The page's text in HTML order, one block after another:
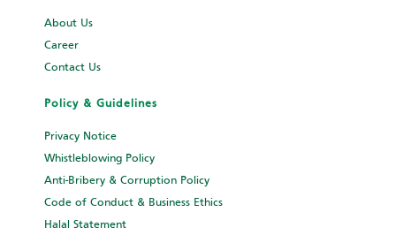
About Us
Career
Contact Us
Policy & Guidelines
Privacy Notice
Whistleblowing Policy
Anti-Bribery & Corruption Policy
Code of Conduct & Business Ethics
Halal Statement